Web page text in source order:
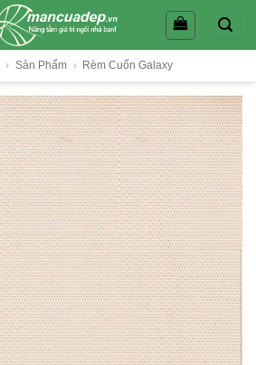
› Sản Phẩm › Rèm Cuốn Galaxy